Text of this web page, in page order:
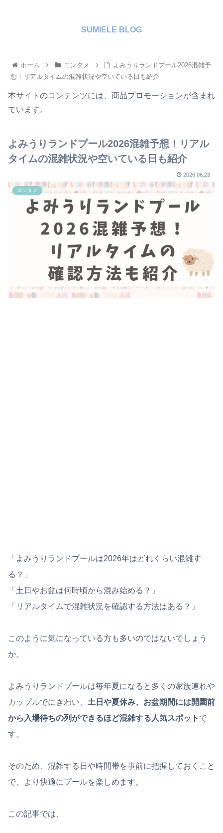
SUMIELE BLOG
ホーム エンタメ
よみうりランドプール2026混雑予
想！リアルタイムの混雑状況や空いている日も紹介
本サイトのコンテンツには、商品プロモーションが含まれ
ています。
よみうりランドプール2026混雑予想！リアル
タイムの混雑状況や空いている日も紹介
2026.06.23
エンタメ
「よみうりランドプールは2026年はどれくらい混雑す
る？」
「土日やお盆は何時頃から混み始める？」
「リアルタイムで混雑状況を確認する方法はある？」
このように気になっている方も多いのではないでしょう
か。
よみうりランドプールは毎年夏になると多くの家族連れや
カップルでにぎわい、 土日や夏休み、お盆期間には開園前
から入場待ちの列ができるほど混雑する人気スポット で
す。
そのため、混雑する日や時間帯を事前に把握しておくこと
で、より快適にプールを楽しめます。
この記事では、